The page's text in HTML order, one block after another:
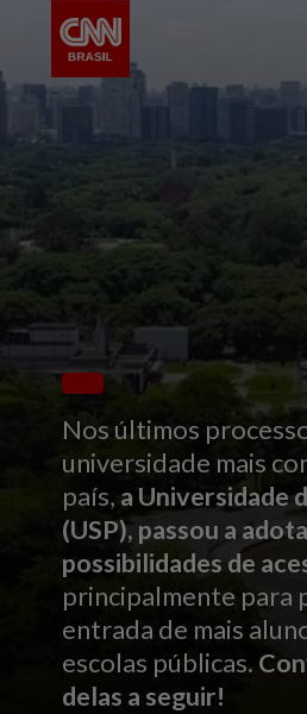
Nos últimos
universidade mais
país, a Universidade
(USP), passou a
possibilidades de
principalmente para
entrada de mais
escolas públicas.
delas a seguir!